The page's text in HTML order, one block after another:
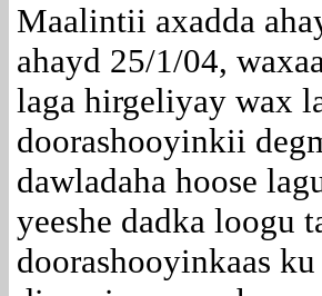
Maalintii axadda
ahayd 25/1/04,
laga hirgeliyay wax
doorashooyinkii
dawladaha hoose
yeeshe dadka loogu
doorashooyinkaas